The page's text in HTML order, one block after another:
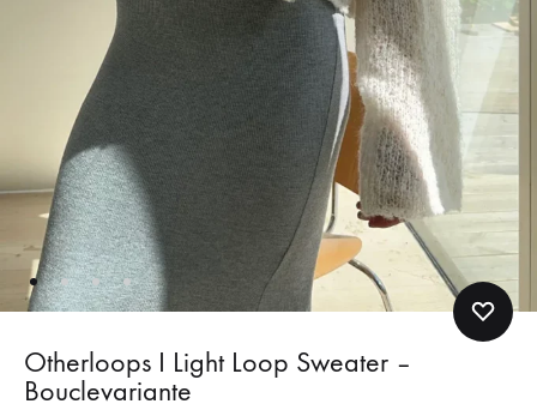
Otherloops I Light Loop Sweater –
Bouclevariante